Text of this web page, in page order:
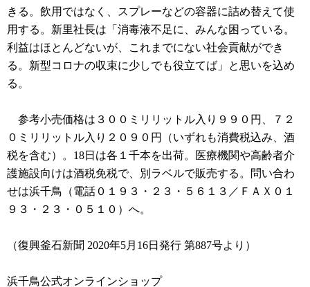
きる。飲用ではなく、スプレーなどの容器に詰め替えて使
用する。新里社長は「消毒液不足に、みんな困っている。
利益はほとんどないが、これまでにない社会貢献ができ
る。新型コロナの収束に少しでも役立てば」と思いを込め
る。
参考小売価格は３００ミリリットル入り９９０円、７２
０ミリリットル入り２０９０円（いずれも消費税込み、酒
税を含む）。18日は各１千本を出荷。医療機関や高齢者介
護施設向けは酒税免税で、別ラベルで販売する。問い合わ
せは浜千鳥（電話０１９３・２３・５６１３／ＦＡＸ０１
９３・２３・０５１０）へ。
（復興釜石新聞 2020年5月16日発行 第887号より）
浜千鳥公式オンラインショップ